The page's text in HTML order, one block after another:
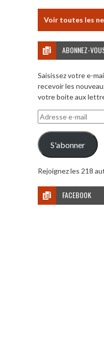
Voir toutes les
ABONNEZ-
Saisissez votre e-
recevoir les
votre boite aux
Adresse
e-
mail
S'abonner
Rejoignez les 218
FACEBOOK